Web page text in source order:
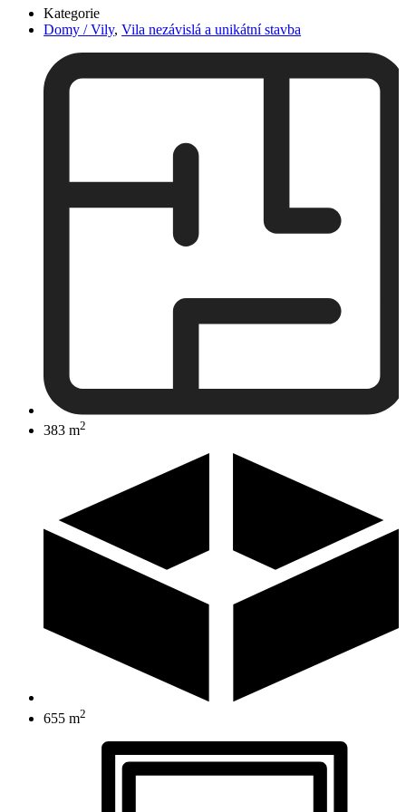
Kategorie
Domy / Vily,Vila nezávislá a unikátní stavba
383 m2
655 m2